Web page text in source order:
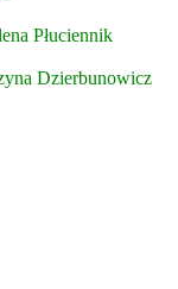
Płuciennik
Dzierbunowicz